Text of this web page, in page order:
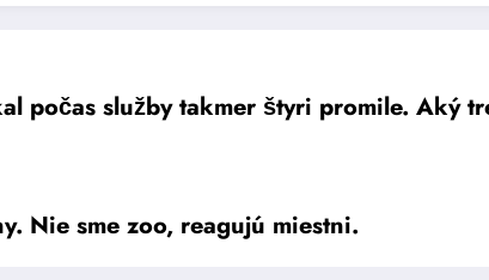
počas služby takmer štyri promile. Aký
Nie sme zoo, reagujú miestni.